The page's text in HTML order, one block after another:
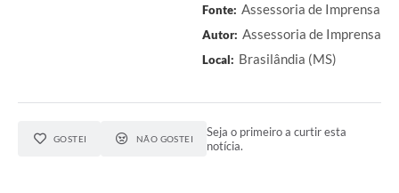
Fonte: Assessoria de Imprensa
Autor: Assessoria de Imprensa
Local: Brasilândia (MS)
GOSTEI NÃO GOSTEI
Seja o primeiro a curtir esta
notícia.